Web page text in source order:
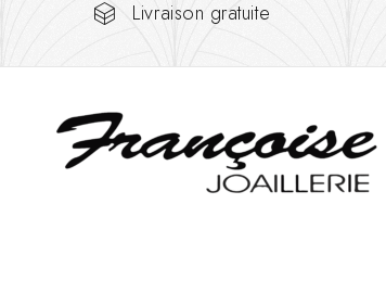
Livraison gratuite